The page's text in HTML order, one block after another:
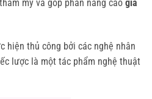
mỹ và góp phần nâng cao giá
hiện thủ công bởi các nghệ nhân
lược là một tác phẩm nghệ thuật